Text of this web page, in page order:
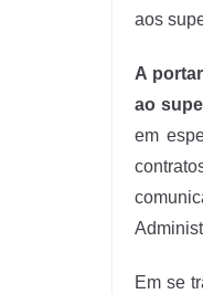
aos
A
ao
em
Em se